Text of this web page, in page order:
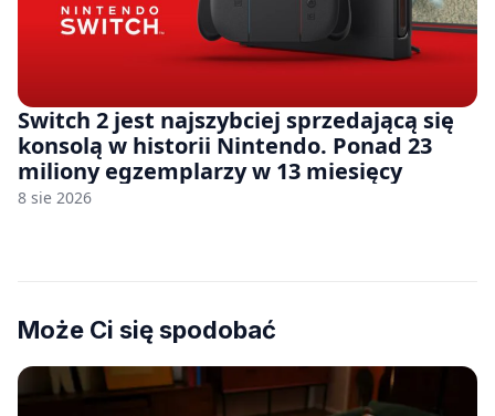
Switch 2 jest najszybciej sprzedającą się
konsolą w historii Nintendo. Ponad 23
miliony egzemplarzy w 13 miesięcy
8 sie 2026
Może Ci się spodobać